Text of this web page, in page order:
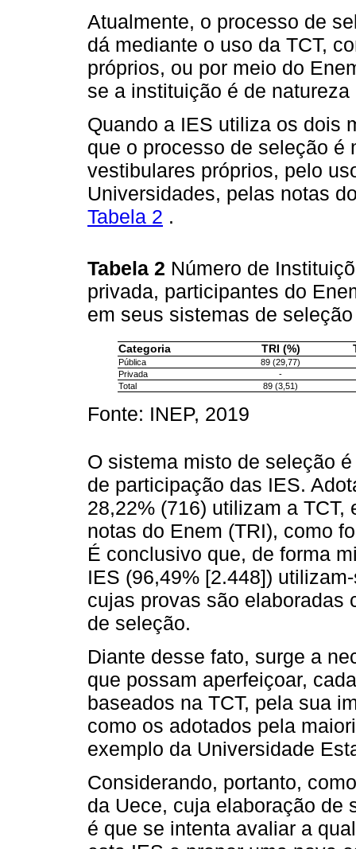
Atualmente, o processo de
dá mediante o uso da TCT,
próprios, ou por meio do
se a instituição é de
Quando a IES utiliza os dois
que o processo de seleção é
vestibulares próprios, pelo
Universidades, pelas notas
Tabela 2 .
Tabela 2 Número de
privada, participantes do
em seus sistemas de
Categoria TRI (%)
Pública
89 (29,77)
Privada
-
Total
89 (3,51)
Fonte: INEP, 2019
O sistema misto de seleção
de participação das IES.
28,22% (716) utilizam a
notas do Enem (TRI), como
É conclusivo que, de forma
IES (96,49% [2.448])
cujas provas são elaboradas
de seleção.
Diante desse fato, surge a
que possam aperfeiçoar,
baseados na TCT, pela sua
como os adotados pela
exemplo da Universidade
Considerando, portanto,
da Uece, cuja elaboração de
é que se intenta avaliar a